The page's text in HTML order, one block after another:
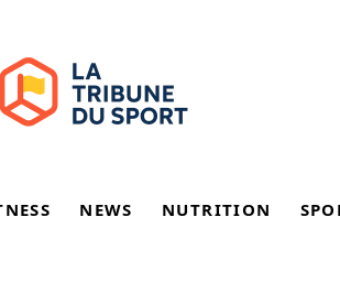
NEWS NUTRITION